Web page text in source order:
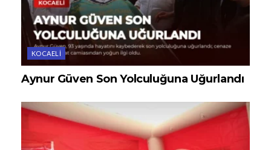
KOCAELI
Aynur Güven Son Yolculuğuna Uğurlandı